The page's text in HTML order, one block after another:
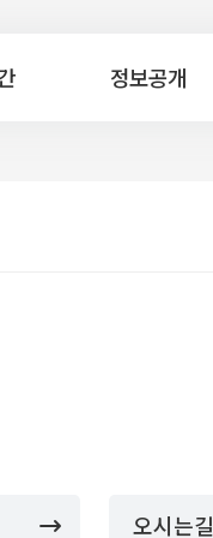
정보공개
오시는길